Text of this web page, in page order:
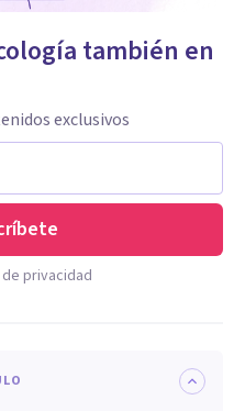
también en
exclusivos
privacidad